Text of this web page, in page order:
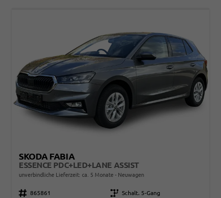
SKODA FABIA
ESSENCE PDC+LED+LANE ASSIST
unverbindliche Lieferzeit: ca. 5 Monate Neuwagen
Fahrzeugnr. 865861 Getriebe Schalt. 5-Gang